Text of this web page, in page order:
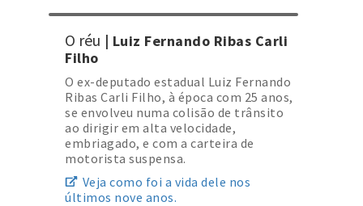
O réu | Luiz Fernando Ribas Carli
Filho
O ex-deputado estadual Luiz Fernando
Ribas Carli Filho, à época com 25 anos,
se envolveu numa colisão de trânsito
ao dirigir em alta velocidade,
embriagado, e com a carteira de
motorista suspensa.
Veja como foi a vida dele nos
últimos nove anos.